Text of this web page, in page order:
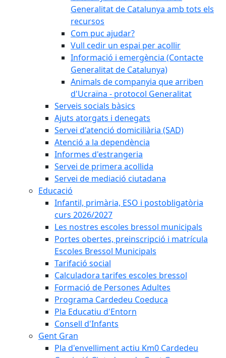
Generalitat de Catalunya amb tots els
recursos
Com puc ajudar?
Vull cedir un espai per acollir
Informació i emergència (Contacte
Generalitat de Catalunya)
Animals de companyia que arriben
d'Ucraïna - protocol Generalitat
Serveis socials bàsics
Ajuts atorgats i denegats
Servei d'atenció domiciliària (SAD)
Atenció a la dependència
Informes d'estrangeria
Servei de primera acollida
Servei de mediació ciutadana
Educació
Infantil, primària, ESO i postobligatòria
curs 2026/2027
Les nostres escoles bressol municipals
Portes obertes, preinscripció i matrícula
Escoles Bressol Municipals
Tarifació social
Calculadora tarifes escoles bressol
Formació de Persones Adultes
Programa Cardedeu Coeduca
Pla Educatiu d'Entorn
Consell d'Infants
Gent Gran
Pla d'envelliment actiu Km0 Cardedeu